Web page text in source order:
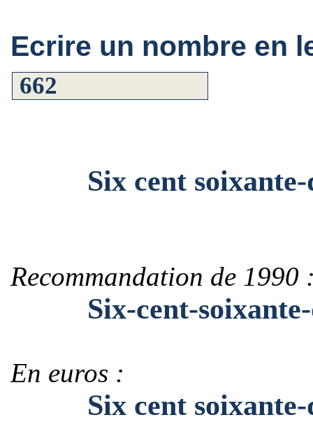
Ecrire un nombre en
Six cent soixante-
Recommandation de 1990
Six-cent-soixante-
En euros :
Six cent soixante-